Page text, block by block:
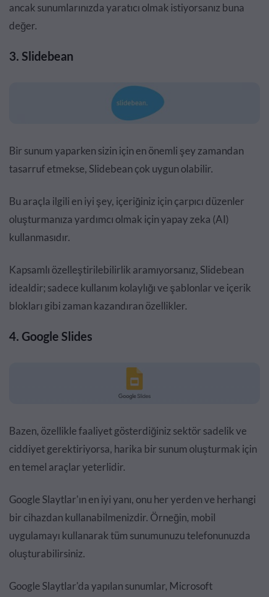
ancak sunumlarınızda yaratıcı olmak istiyorsanız buna
değer.
3. Slidebean
Bir sunum yaparken sizin için en önemli şey zamandan
tasarruf etmekse, Slidebean çok uygun olabilir.
Bu araçla ilgili en iyi şey, içeriğiniz için çarpıcı düzenler
oluşturmanıza yardımcı olmak için yapay zeka (AI)
kullanmasıdır.
Kapsamlı özelleştirilebilirlik aramıyorsanız, Slidebean
idealdir; sadece kullanım kolaylığı ve şablonlar ve içerik
blokları gibi zaman kazandıran özellikler.
4. Google Slides
Bazen, özellikle faaliyet gösterdiğiniz sektör sadelik ve
ciddiyet gerektiriyorsa, harika bir sunum oluşturmak için
en temel araçlar yeterlidir.
Google Slaytlar'ın en iyi yanı, onu her yerden ve herhangi
bir cihazdan kullanabilmenizdir. Örneğin, mobil
uygulamayı kullanarak tüm sunumunuzu telefonunuzda
oluşturabilirsiniz.
Google Slaytlar'da yapılan sunumlar, Microsoft